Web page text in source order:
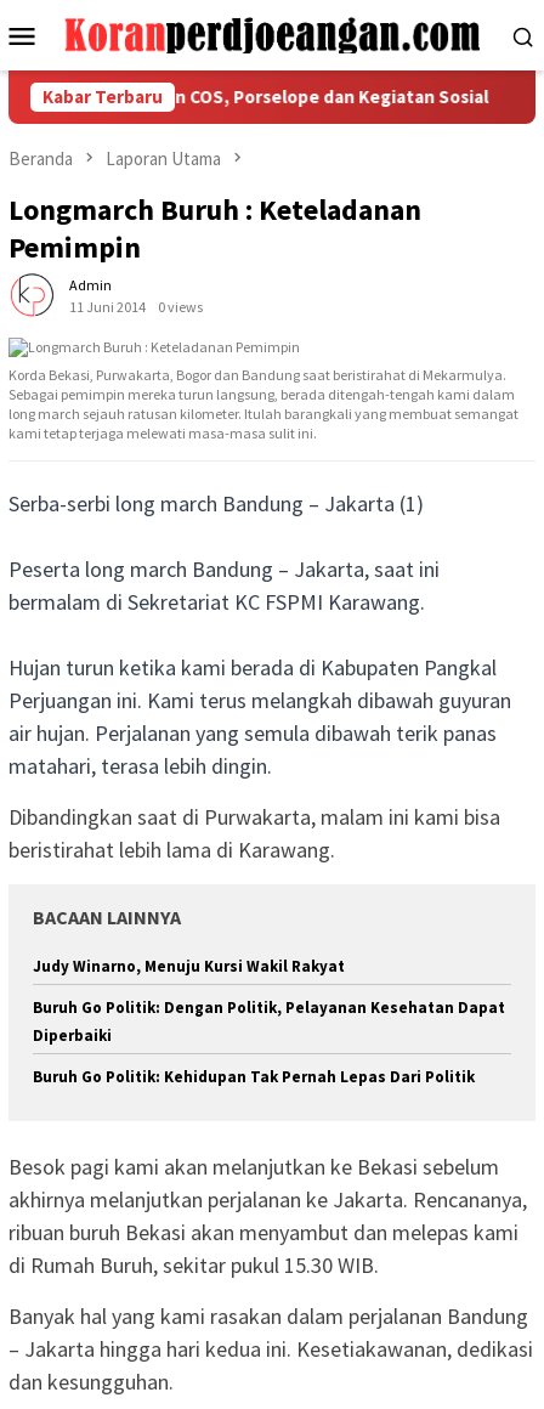
ke
Menu
Mobile
Kabar Terbaru
Ketaatan COS, Porselope dan Kegiatan Sosial
Beranda Laporan Utama
Longmarch Buruh : Keteladanan
Pemimpin
Admin
11 Juni 2014
0 views
Korda Bekasi, Purwakarta, Bogor dan Bandung saat beristirahat di Mekarmulya.
Sebagai pemimpin mereka turun langsung, berada ditengah-tengah kami dalam
long march sejauh ratusan kilometer. Itulah barangkali yang membuat semangat
kami tetap terjaga melewati masa-masa sulit ini.
Serba-serbi long march Bandung – Jakarta (1)
Peserta long march Bandung – Jakarta, saat ini
bermalam di Sekretariat KC FSPMI Karawang.
Hujan turun ketika kami berada di Kabupaten Pangkal
Perjuangan ini. Kami terus melangkah dibawah guyuran
air hujan. Perjalanan yang semula dibawah terik panas
matahari, terasa lebih dingin.
Dibandingkan saat di Purwakarta, malam ini kami bisa
beristirahat lebih lama di Karawang.
BACAAN LAINNYA
Judy Winarno, Menuju Kursi Wakil Rakyat
Buruh Go Politik: Dengan Politik, Pelayanan Kesehatan Dapat
Diperbaiki
Buruh Go Politik: Kehidupan Tak Pernah Lepas Dari Politik
Besok pagi kami akan melanjutkan ke Bekasi sebelum
akhirnya melanjutkan perjalanan ke Jakarta. Rencananya,
ribuan buruh Bekasi akan menyambut dan melepas kami
di Rumah Buruh, sekitar pukul 15.30 WIB.
Banyak hal yang kami rasakan dalam perjalanan Bandung
– Jakarta hingga hari kedua ini. Kesetiakawanan, dedikasi
dan kesungguhan.